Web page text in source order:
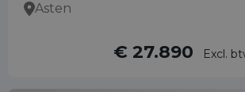
Asten
€ 27.890 Excl.